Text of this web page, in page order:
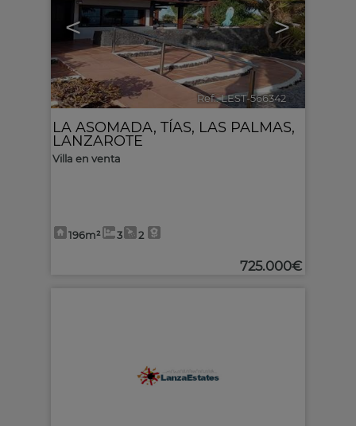
< >
Ref.. LEST-566342 🔗
LA ASOMADA, TÍAS, LAS PALMAS,
LANZAROTE
Villa en venta
196m² 3 2
725.000€